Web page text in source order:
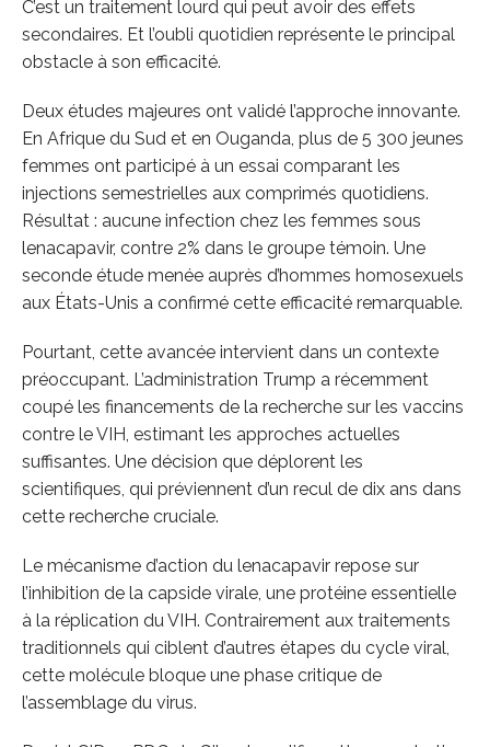
C’est un traitement lourd qui peut avoir des effets
secondaires. Et l’oubli quotidien représente le principal
obstacle à son efficacité.
Deux études majeures ont validé l’approche innovante.
En Afrique du Sud et en Ouganda, plus de 5 300 jeunes
femmes ont participé à un essai comparant les
injections semestrielles aux comprimés quotidiens.
Résultat : aucune infection chez les femmes sous
lenacapavir, contre 2% dans le groupe témoin. Une
seconde étude menée auprès d’hommes homosexuels
aux États-Unis a confirmé cette efficacité remarquable.
Pourtant, cette avancée intervient dans un contexte
préoccupant. L’administration Trump a récemment
coupé les financements de la recherche sur les vaccins
contre le VIH, estimant les approches actuelles
suffisantes. Une décision que déplorent les
scientifiques, qui préviennent d’un recul de dix ans dans
cette recherche cruciale.
Le mécanisme d’action du lenacapavir repose sur
l’inhibition de la capside virale, une protéine essentielle
à la réplication du VIH. Contrairement aux traitements
traditionnels qui ciblent d’autres étapes du cycle viral,
cette molécule bloque une phase critique de
l’assemblage du virus.